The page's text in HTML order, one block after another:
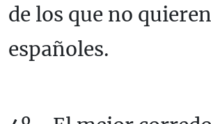
de los que no
españoles.